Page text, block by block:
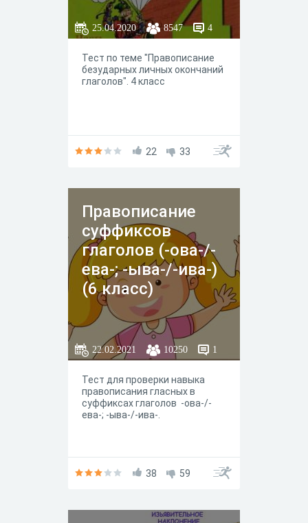
25.04.2020 8547 4
Тест по теме "Правописание
безударных личных окончаний
глаголов". 4 класс
22 33
Правописание
суффиксов
глаголов (-ова-/-
ева-; -ыва-/-ива-)
(6 класс)
22.02.2021 10250 1
Тест для проверки навыка
правописания гласных в
суффиксах глаголов -ова-/-
ева-; -ыва-/-ива-.
38 59